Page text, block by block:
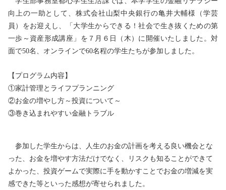
向上の一助として、株式会社山梨中央銀行の亀井大輔様（学芸
員）をお迎えし、「大学生からできる！社会で生き抜くための第
一歩～資産形成講座」を７月６日（木）に開催いたしました。対
面で50名、オンラインで60名程の学生たちが参加しました。
【プログラム内容】
①家計管理とライフプランニング
②お金の増やし方～投資について～
③巻き込まれやすい金融トラブル
参加した学生からは、人生のお金の計画を考える良い機会とな
った、お金を増やす方法だけでなく、リスクも知ることができて
よかった、投資ゲームで実際に手を動かすことでお金の増減を実
感できた等といった感想が寄せられました。